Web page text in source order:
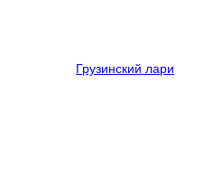
Грузинский лари